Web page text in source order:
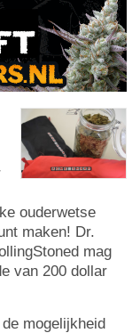
ouderwetse
maken! Dr.
mag
van 200 dollar
mogelijkheid